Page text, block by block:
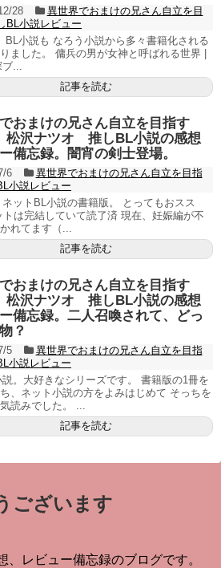
28
異世界でおまけの兄さん自立を目
BL小説レビュー
BL小説も なろう小説から多々書籍化される
ました。 傭兵の男が女神と呼ばれる世界 |
...
記事を読む
おまけの兄さん自立を目指す
松沢ナツオ 推しBL小説の感想
備忘録。闇宵の剣士登場。
6
異世界でおまけの兄さん自立を目指
小説レビュー
ットBL小説の書籍版。 とってもおスス
トは完結していて読了済 現在、妊娠編が不
れてます（...
記事を読む
おまけの兄さん自立を目指す
松沢ナツオ 推しBL小説の感想
備忘録。二人召喚されて、どっ
？
5
異世界でおまけの兄さん自立を目指
小説レビュー
。大好きなシリーズです。 書籍版の1冊を
、ネット小説の方をよみはじめて そっちを
読みでした。 ...
記事を読む
ございます
、レビュー備忘録のブログです。